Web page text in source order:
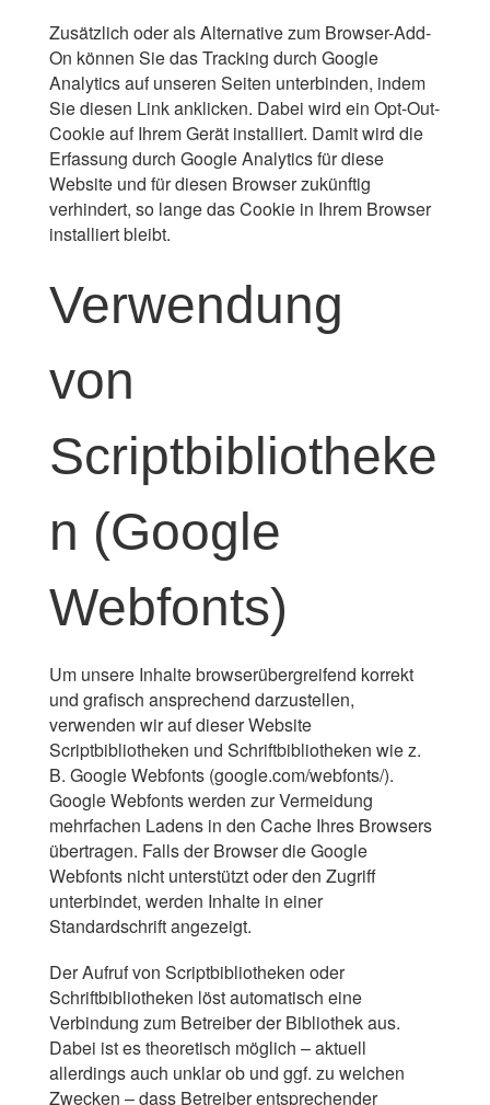
Zusätzlich oder als Alternative zum Browser-Add-
On können Sie das Tracking durch Google
Analytics auf unseren Seiten unterbinden, indem
Siediesen Link anklicken. Dabei wird ein Opt-Out-
Cookie auf Ihrem Gerät installiert. Damit wird die
Erfassung durch Google Analytics für diese
Website und für diesen Browser zukünftig
verhindert, so lange das Cookie in Ihrem Browser
installiert bleibt.
Verwendung
von
Scriptbibliotheke
n (Google
Webfonts)
Um unsere Inhalte browserübergreifend korrekt
und grafisch ansprechend darzustellen,
verwenden wir auf dieser Website
Scriptbibliotheken und Schriftbibliotheken wie z.
B. Google Webfonts (google.com/webfonts/).
Google Webfonts werden zur Vermeidung
mehrfachen Ladens in den Cache Ihres Browsers
übertragen. Falls der Browser die Google
Webfonts nicht unterstützt oder den Zugriff
unterbindet, werden Inhalte in einer
Standardschrift angezeigt.
Der Aufruf von Scriptbibliotheken oder
Schriftbibliotheken löst automatisch eine
Verbindung zum Betreiber der Bibliothek aus.
Dabei ist es theoretisch möglich – aktuell
allerdings auch unklar ob und ggf. zu welchen
Zwecken – dass Betreiber entsprechender